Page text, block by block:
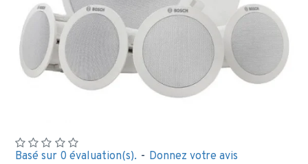
Basé sur 0 évaluation(s). - Donnez votre avis